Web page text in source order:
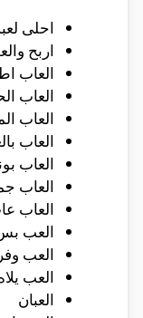
احلى
اربح
العاب
العاب
العاب
العاب
العاب
العاب
العاب
العب
العب
العب
العبان